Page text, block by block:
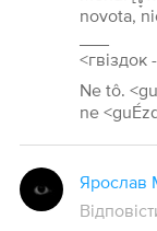
novota,
<гвіздок
Ne tô.
ne
Ярослав